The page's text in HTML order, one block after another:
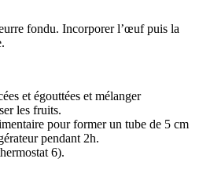
fondu. Incorporer l’œuf puis la
et égouttées et mélanger
les fruits.
pour former un tube de 5 cm
pendant 2h.
6).